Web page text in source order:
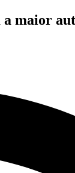
maior